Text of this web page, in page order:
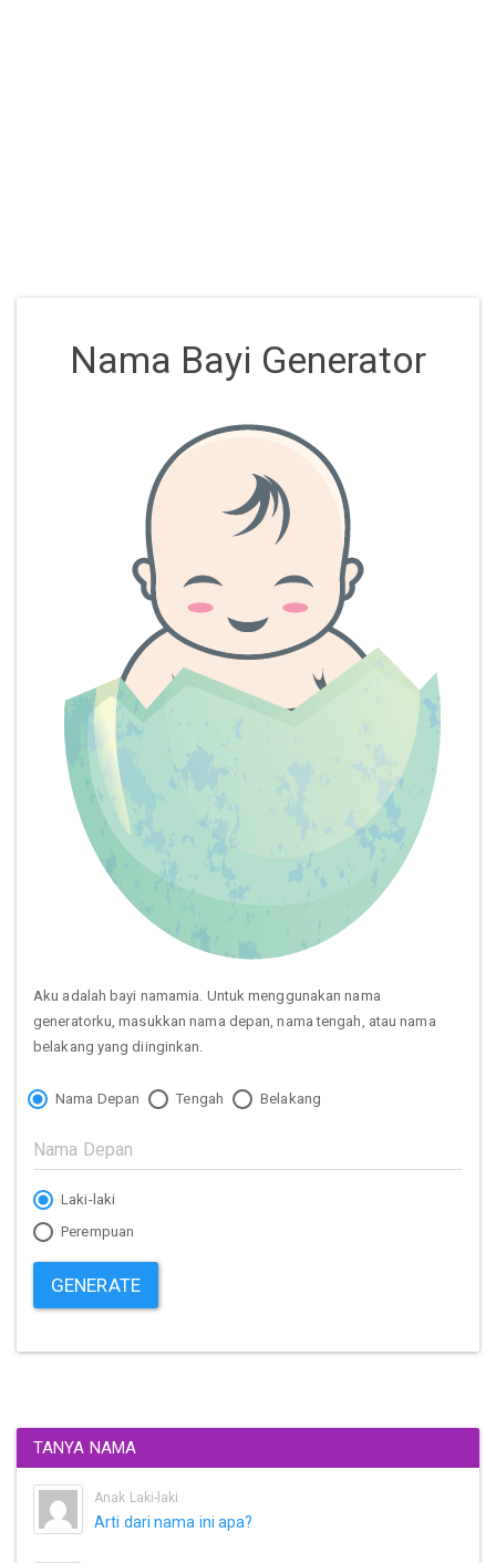
Nama Bayi Generator
Aku adalah bayi namamia. Untuk menggunakan nama
generatorku, masukkan nama depan, nama tengah, atau nama
belakang yang diinginkan.
Nama Depan Tengah Belakang
Laki-laki
Perempuan
GENERATE
TANYA NAMA
Anak Laki-laki
Arti dari nama ini apa?